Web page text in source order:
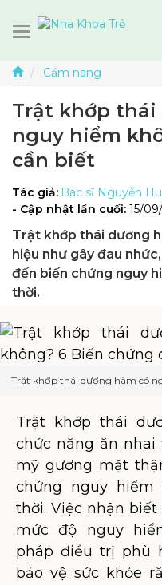
Cẩm nang
Trật khớp thái
nguy hiểm
cần biết
Tác giả: Bác sĩ Nguyễn
- Cập nhật lần cuối: 15/
Trật khớp thái dương
hiệu như gây đau
đến biến chứng nguy
thời.
Trật khớp thái dương hàm có
Trật khớp thái
chức năng ăn nhai
mỹ gương mặt
chứng nguy
thời. Việc nhận
mức độ nguy
pháp điều trị phù
bảo vệ sức khỏe